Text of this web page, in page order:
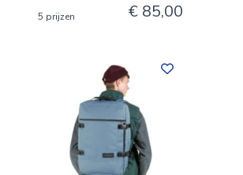
5 prijzen € 85,00